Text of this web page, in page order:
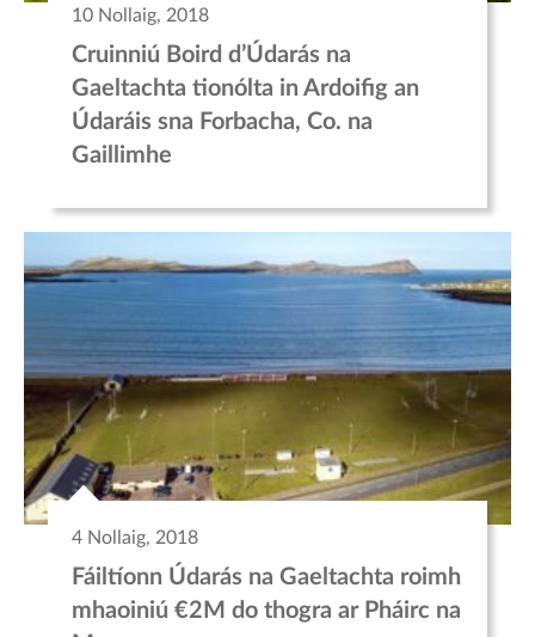
10 Nollaig, 2018
Cruinniú Boird d’Údarás na
Gaeltachta tionólta in Ardoifig an
Údaráis sna Forbacha, Co. na
Gaillimhe
4 Nollaig, 2018
Fáiltíonn Údarás na Gaeltachta roimh
mhaoiniú €2M do thogra ar Pháirc na